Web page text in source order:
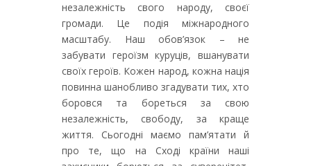
незалежність свого народу, своєї
громади. Це подія міжнародного
масштабу. Наш обов’язок – не
забувати героїзм куруців, вшанувати
своїх героїв. Кожен народ, кожна нація
повинна шанобливо згадувати тих, хто
боровся та бореться за свою
незалежність, свободу, за краще
життя. Сьогодні маємо пам’ятати й
про те, що на Сході країни наші